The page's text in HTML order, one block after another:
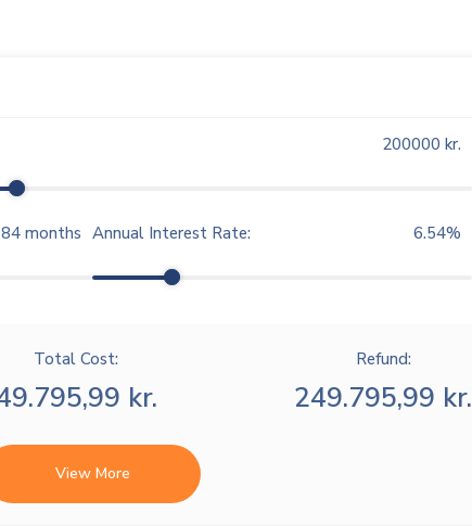
200000 kr.
84 months Annual Interest Rate: 6.54%
Total Cost:
kr.
Refund:
249.795,99 kr.
View More